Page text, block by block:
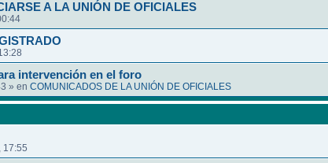
A LA UNIÓN DE OFICIALES
intervención en el foro
» en COMUNICADOS DE LA UNIÓN DE OFICIALES
17:55